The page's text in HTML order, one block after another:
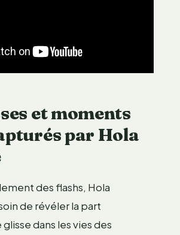
et moments
par Hola
des flashs, Hola
de révéler la part
dans les vies des